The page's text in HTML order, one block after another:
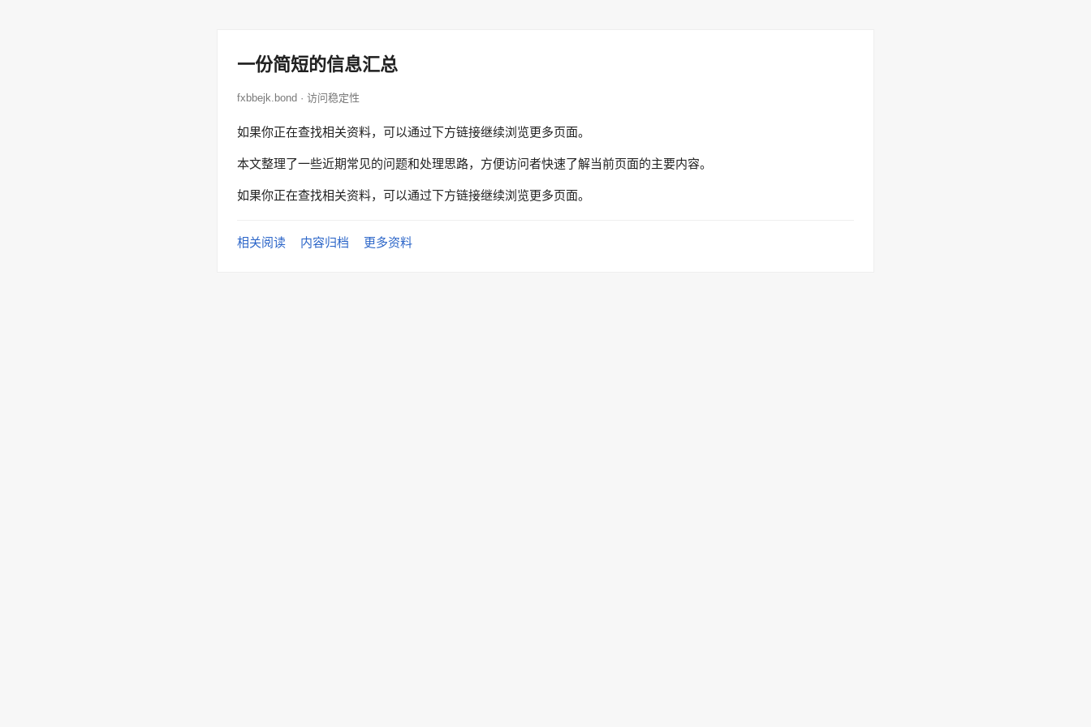
一份简短的信息汇总
fxbbejk.bond · 访问稳定性
如果你正在查找相关资料，可以通过下方链接继续浏览更多页面。
本文整理了一些近期常见的问题和处理思路，方便访问者快速了解当前页面的主要内容。
如果你正在查找相关资料，可以通过下方链接继续浏览更多页面。
相关阅读 内容归档 更多资料